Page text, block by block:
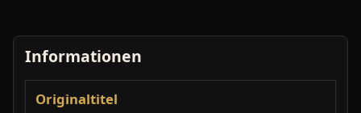
Informationen
Originaltitel